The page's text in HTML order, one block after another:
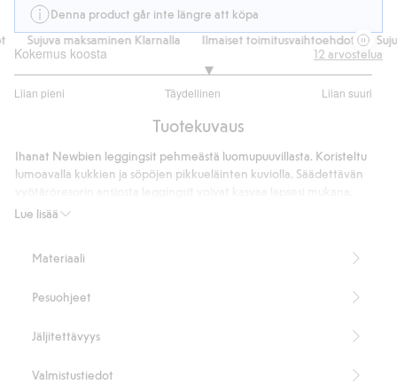
Denna product går inte längre att köpa
Sujuva maksaminen Klarnalla
Ilmaiset toimitusvaihtoehdot
Kokemus koosta
Liian pieni Täydellinen Liian suuri
/
ääneen
12 arvostelua
Tuotekuvaus
Lue lisää
Ihanat Newbien leggingsit pehmeästä luomupuuvillasta. Koristeltu
lumoavalla kukkien ja söpöjen pikkueläinten kuviolla. Säädettävän
samalla kun lahkeensuiden picot-saumat lisäävät hienon
Sisältää 95 % luomupuuvillaa.
Luomupuuvilla – GOTS
Materiaali
Pesuohjeet
Jäljitettävyys
Valmistustiedot